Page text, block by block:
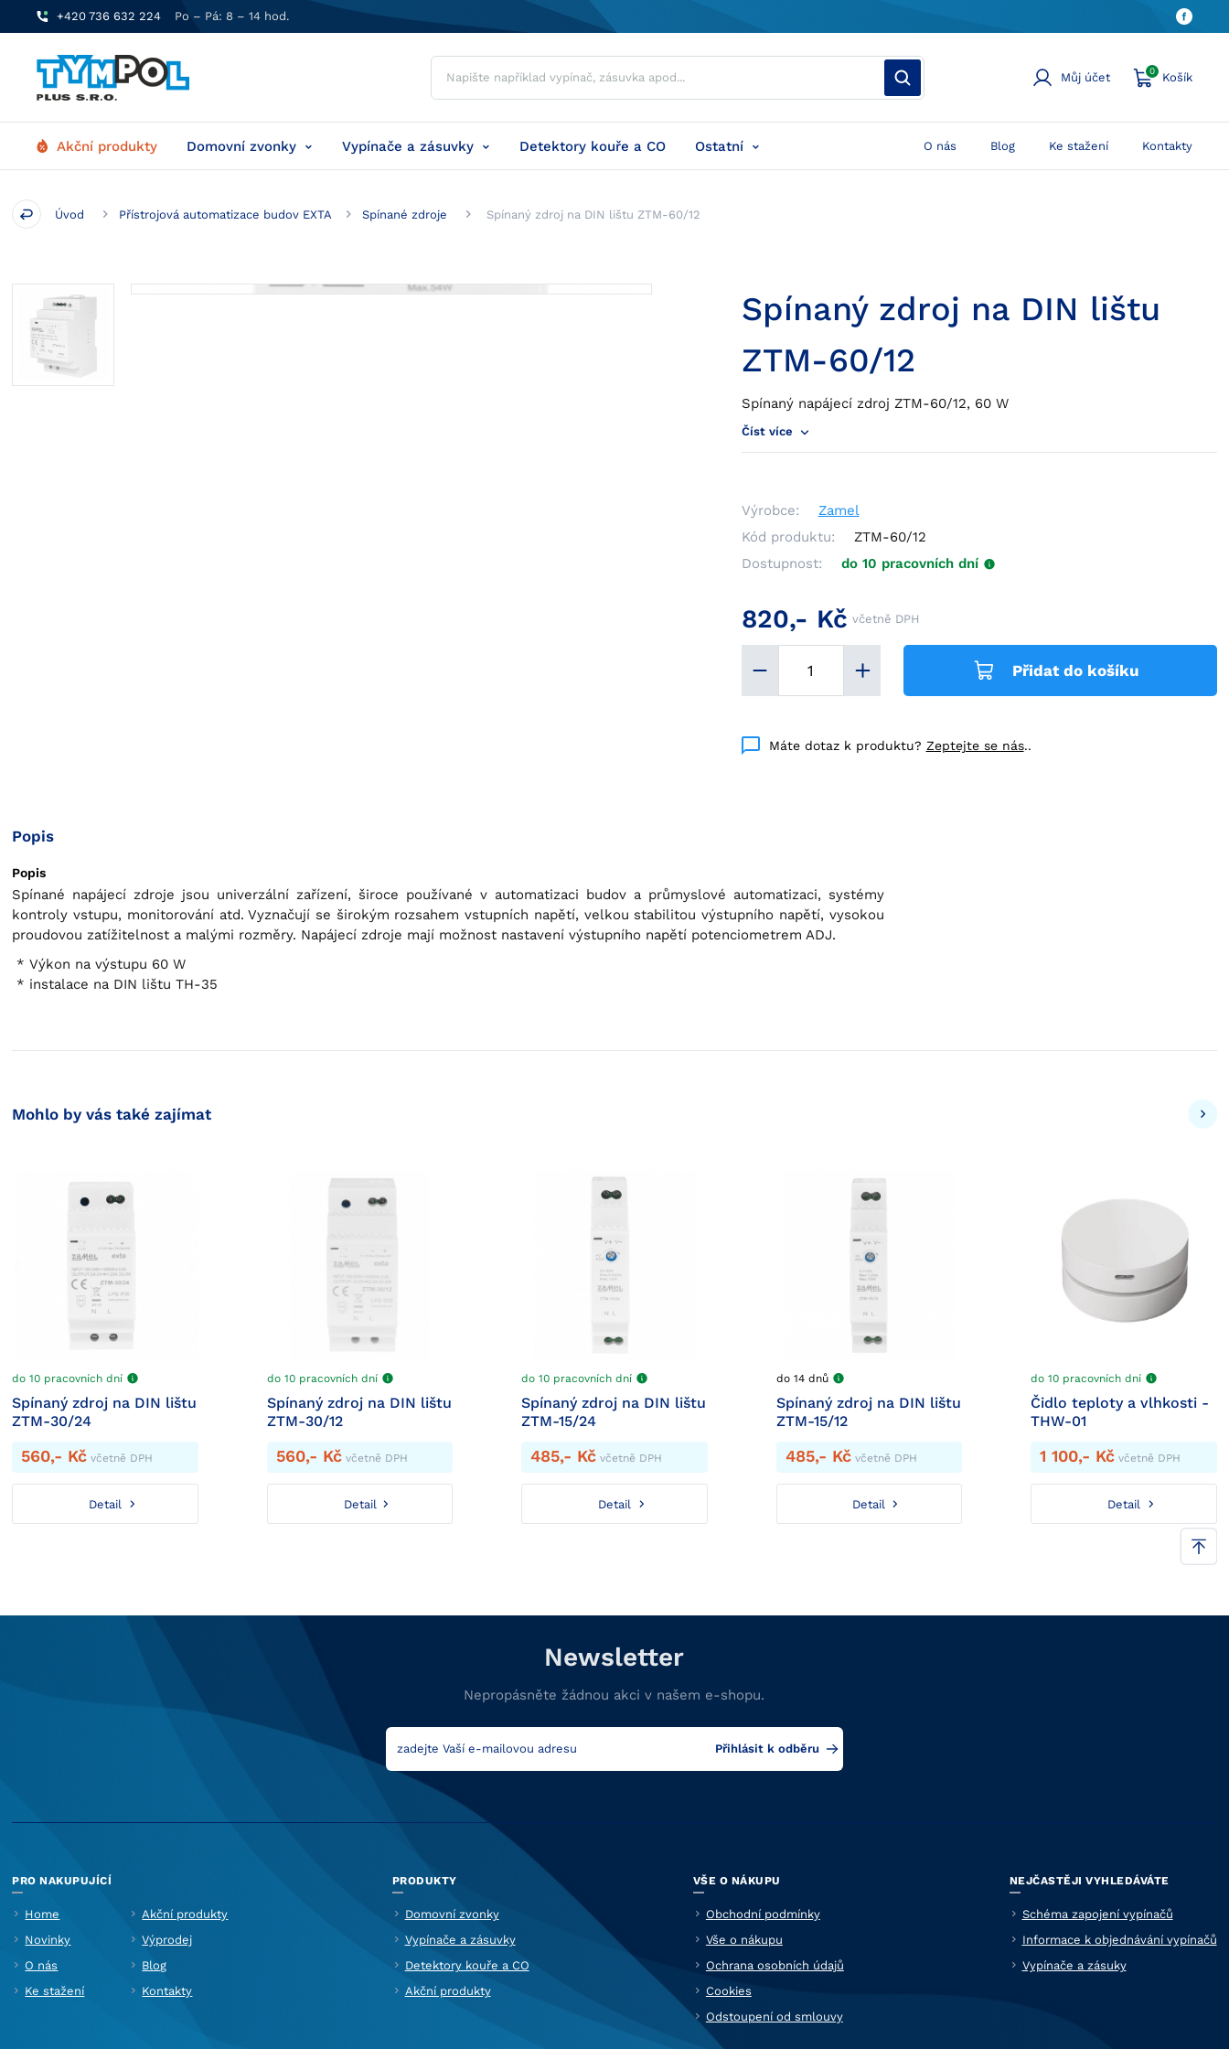
+420 736 632 224 Po – Pá: 8 – 14 hod.
Můj účet 0 Košík
Akční produkty Domovní zvonky Vypínače a zásuvky Detektory kouře a CO Ostatní O nás Blog Ke stažení Kontakty
Úvod Přístrojová automatizace budov EXTA Spínané zdroje Spínaný zdroj na DIN lištu ZTM-60/12
Spínaný zdroj na DIN lištu
ZTM-60/12
Spínaný napájecí zdroj ZTM-60/12, 60 W
Číst více
Výrobce:
Zamel
Kód produktu:
ZTM-60/12
Dostupnost:
do 10 pracovních dní
820,- Kč včetně DPH
Přidat do košíku
Máte dotaz k produktu? Zeptejte se nás..
Popis
Popis
Spínané napájecí zdroje jsou univerzální zařízení, široce používané v automatizaci budov a průmyslové automatizaci, systémy
kontroly vstupu, monitorování atd. Vyznačují se širokým rozsahem vstupních napětí, velkou stabilitou výstupního napětí, vysokou
proudovou zatížitelnost a malými rozměry. Napájecí zdroje mají možnost nastavení výstupního napětí potenciometrem ADJ.
Výkon na výstupu 60 W
instalace na DIN lištu TH-35
Mohlo by vás také zajímat
do 10 pracovních dní
Spínaný zdroj na DIN lištu
ZTM-30/24
560,- Kč včetně DPH
Detail
do 10 pracovních dní
Spínaný zdroj na DIN lištu
ZTM-30/12
560,- Kčvčetně DPH
Detail
do 10 pracovních dní
Spínaný zdroj na DIN lištu
ZTM-15/24
485,- Kč včetně DPH
Detail
do 14 dnů
Spínaný zdroj na DIN lištu
ZTM-15/12
485,- Kčvčetně DPH
Detail
do 10 pracovních dní
Čidlo teploty a vlhkosti -
THW-01
1 100,- Kč včetně DPH
Detail
Newsletter
Nepropásněte žádnou akci v našem e-shopu.
PRO NAKUPUJÍCÍ
Home
Akční produkty
Novinky
Výprodej
O nás
Blog
Ke stažení
Kontakty
PRODUKTY
Domovní zvonky
Vypínače a zásuvky
Detektory kouře a CO
Akční produkty
VŠE O NÁKUPU
Obchodní podmínky
Vše o nákupu
Ochrana osobních údajů
Cookies
Odstoupení od smlouvy
NEJČASTĚJI VYHLEDÁVÁTE
Schéma zapojení vypínačů
Informace k objednávání vypínačů
Vypínače a zásuky